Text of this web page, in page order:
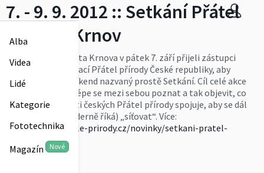
Alba
Videa
Lidé
Kategorie
Fototechnika
Magazín Nové
7. - 9. 9. 2012 :: Setkání Přátel
přírody, Krnov
Do slezského města Krnova v pátek 7. září přijeli zástupci
členských organizací Přátel přírody České republiky, aby
společně prožili víkend nazvaný prostě Setkání. Cíl celé akce
byl jednoduchý – lépe se mezi sebou poznat a tak objevit, co
jednotlivé součásti českých Přátel přírody spojuje, aby se dál
mohly (jak se moderně říká) „síťovat“. Více:
http://www.pratele-prirody.cz/novinky/setkani-pratel-
prirody-2012
Více